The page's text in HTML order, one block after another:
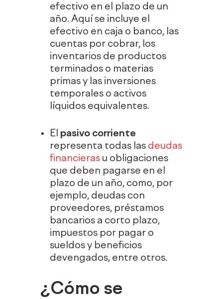
efectivo en el plazo de un
año. Aquí se incluye el
efectivo en caja o banco, las
cuentas por cobrar, los
inventarios de productos
terminados o materias
primas y las inversiones
temporales o activos
líquidos equivalentes.
El pasivo corriente
representa todas las deudas
financieras u obligaciones
que deben pagarse en el
plazo de un año, como, por
ejemplo, deudas con
proveedores, préstamos
bancarios a corto plazo,
impuestos por pagar o
sueldos y beneficios
devengados, entre otros.
¿Cómo se